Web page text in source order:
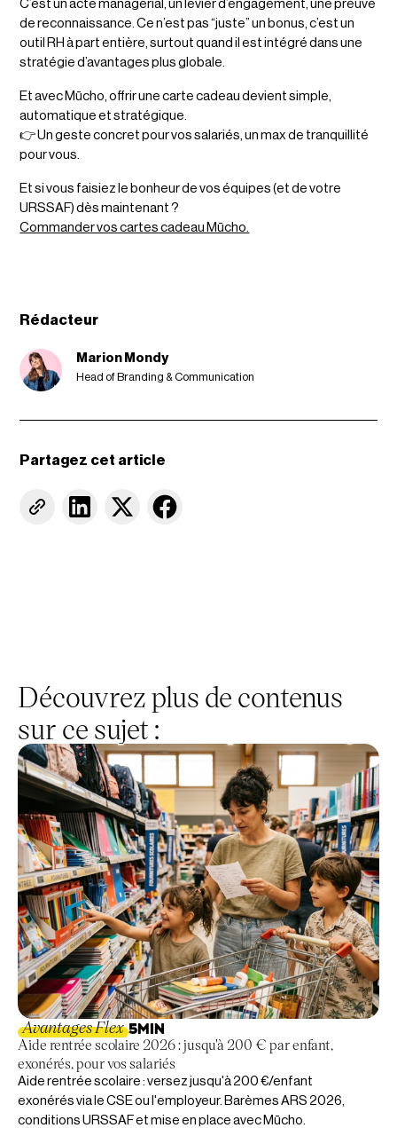
Rédacteur
Marion Mondy
Head of Branding & Communication
Partagez cet article
C’est un acte managérial, un levier d’engagement, une preuve
de reconnaissance. Ce n’est pas “juste” un bonus, c’est un
outil RH à part entière, surtout quand il est intégré dans une
stratégie d’avantages plus globale.
Et avec Mūcho, offrir une carte cadeau devient simple,
automatique et stratégique.
👉 Un geste concret pour vos salariés, un max de tranquillité
pour vous.
Et si vous faisiez le bonheur de vos équipes (et de votre
URSSAF) dès maintenant ?
Commander vos cartes cadeau Mūcho.
Découvrez plus de contenus
sur ce sujet :
Avantages Flex 5MIN
Aide rentrée scolaire 2026 : jusqu'à 200 € par enfant,
exonérés, pour vos salariés
Aide rentrée scolaire : versez jusqu'à 200 €/enfant
exonérés via le CSE ou l'employeur. Barèmes ARS 2026,
conditions URSSAF et mise en place avec Mūcho.